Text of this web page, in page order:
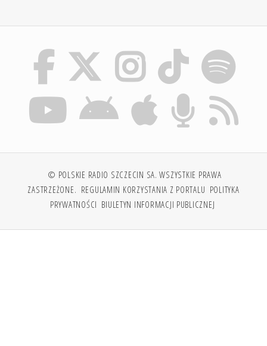
© POLSKIE RADIO SZCZECIN SA. WSZYSTKIE PRAWA
ZASTRZEŻONE. REGULAMIN KORZYSTANIA Z PORTALU POLITYKA
PRYWATNOŚCI BIULETYN INFORMACJI PUBLICZNEJ